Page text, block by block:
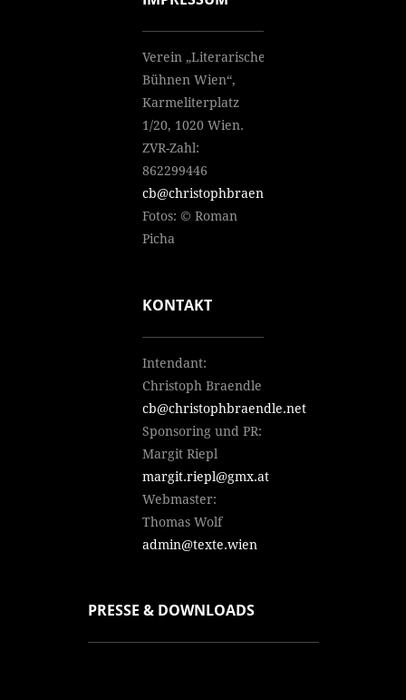
Verein „Literarische
Bühnen Wien“,
Karmeliterplatz
1/20, 1020 Wien.
ZVR-Zahl:
862299446
cb@christophbraendle.net
Fotos: © Roman
Picha
KONTAKT
Intendant:
Christoph Braendle
cb@christophbraendle.net
Sponsoring und PR:
Margit Riepl
margit.riepl@gmx.at
Webmaster:
Thomas Wolf
admin@texte.wien
PRESSE & DOWNLOADS